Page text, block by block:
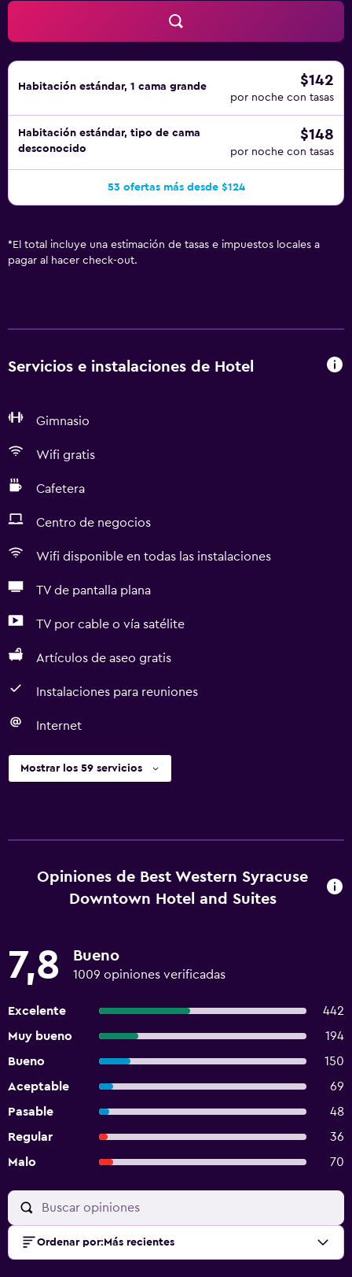
Habitación estándar, 1 cama grande $142
por noche con tasas
Habitación estándar, tipo de cama
desconocido
$148
por noche con tasas
53 ofertas más desde $124
* El total incluye una estimación de tasas e impuestos locales a
pagar al hacer check-out.
Servicios e instalaciones de Hotel
Gimnasio
Wifi gratis
Cafetera
Centro de negocios
Wifi disponible en todas las instalaciones
TV de pantalla plana
TV por cable o vía satélite
Artículos de aseo gratis
Instalaciones para reuniones
Internet
Mostrar los 59 servicios
Opiniones de Best Western Syracuse
Downtown Hotel and Suites
7,8 Bueno
1009 opiniones verificadas
Excelente
442
Muy bueno
194
Bueno
150
Aceptable
69
Pasable
48
Regular
36
Malo
70
Ordenar por: Más recientes